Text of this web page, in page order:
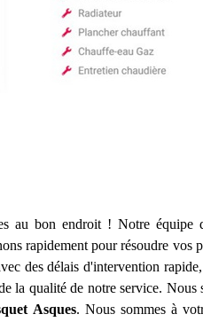
au bon endroit ! Notre équipe
rapidement pour résoudre vos
des délais d'intervention
la qualité de notre service. Nous
Asques. Nous sommes à